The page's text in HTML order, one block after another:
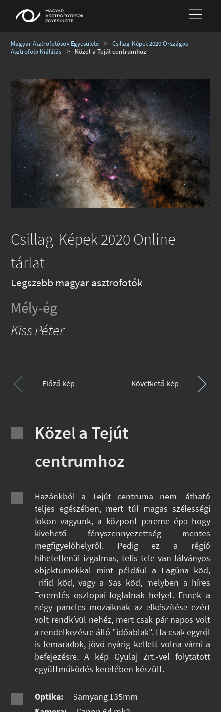
Magyar Asztrofotósok Egyesülete >
Csillag-Képek 2020 Országos
Asztrofotó Kiállítás
> Közel a Tejút centrumhoz
Csillag-Képek 2020 Online
tárlat
Legszebb magyar asztrofotók
Mély-ég
Kiss Péter
Előző kép Követkető kép
Közel a Tejút
centrumhoz
Hazánkból a Tejút centruma nem látható
teljes egészében, mert túl magas szélességi
fokon vagyunk, a központ pereme épp hogy
kivehető fényszennyezettség mentes
megfigyelőhelyről. Pedig ez a régió
hihetetlenül izgalmas, telis-tele van látványos
objektumokkal mint például a Lagúna köd,
Trifid köd, vagy a Sas köd, melyben a híres
Teremtés oszlopai foglalnak helyet. Ennek a
négy paneles mozaiknak az elkészítése ezért
volt rendkívül nehéz, mert csak pár napos volt
a rendelkezésre álló "időablak". Ha csak egyről
is lemaradok, jövő nyárig kellett volna várni a
befejezésre. A kép Gyulaj Zrt.-vel folytatott
együttműködés keretében készült.
Optika:
Samyang 135mm